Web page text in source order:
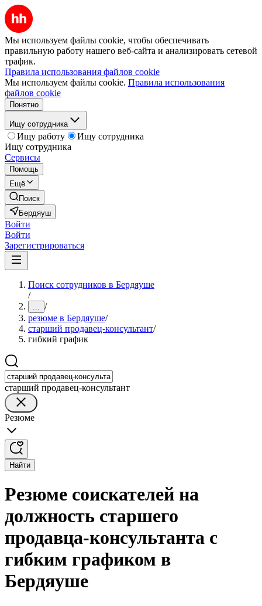
Мы используем файлы cookie, чтобы обеспечивать
правильную работу нашего веб-сайта и анализировать сетевой
трафик.
Правила использования файлов cookie
Мы используем файлы cookie. Правила использования
файлов cookie
Понятно
Ищу сотрудника
Ищу работу
Ищу сотрудника
Ищу сотрудника
Сервисы
Помощь
Ещё
Поиск
Бердяуш
Войти
Войти
Зарегистрироваться
Поиск сотрудников в Бердяуше
/
... /
резюме в Бердяуше/
старший продавец-консультант/
гибкий график
старший продавец-консультант
Резюме
Найти
Резюме соискателей на
должность старшего
продавца-консультанта с
гибким графиком в
Бердяуше